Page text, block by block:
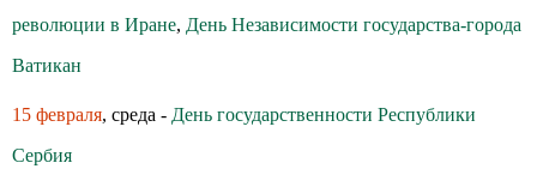
революции в Иране, День Независимости государства-города
Ватикан
15 февраля, среда - День государственности Республики
Сербия